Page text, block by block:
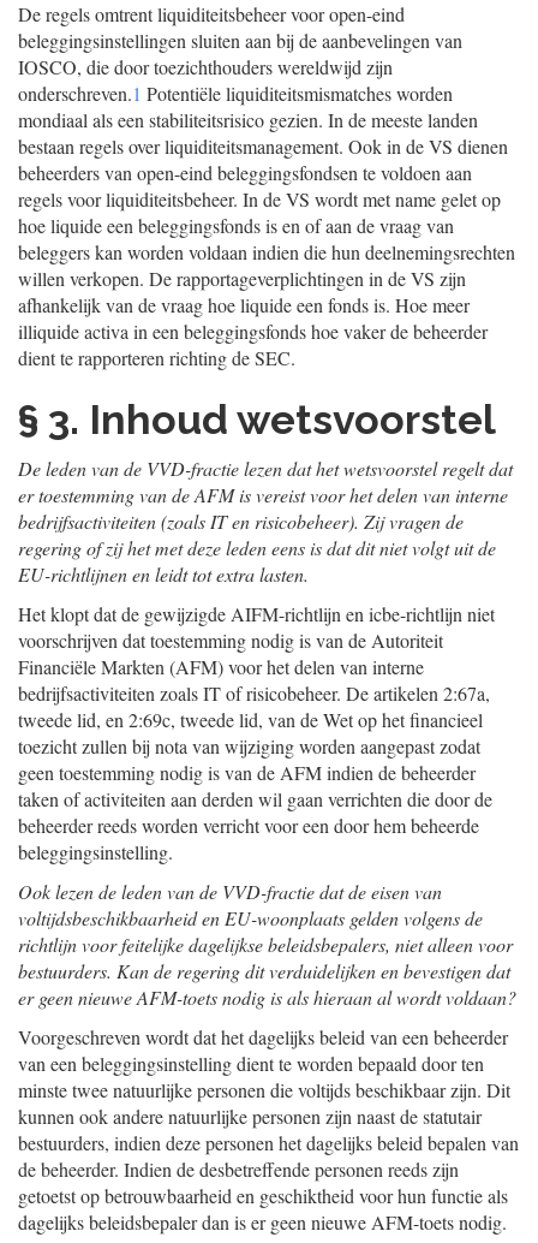
De regels omtrent liquiditeitsbeheer voor open-eind
beleggingsinstellingen sluiten aan bij de aanbevelingen van
IOSCO, die door toezichthouders wereldwijd zijn
onderschreven.1 Potentiële liquiditeitsmismatches worden
mondiaal als een stabiliteitsrisico gezien. In de meeste landen
bestaan regels over liquiditeitsmanagement. Ook in de VS dienen
beheerders van open-eind beleggingsfondsen te voldoen aan
regels voor liquiditeitsbeheer. In de VS wordt met name gelet op
hoe liquide een beleggingsfonds is en of aan de vraag van
beleggers kan worden voldaan indien die hun deelnemingsrechten
willen verkopen. De rapportageverplichtingen in de VS zijn
afhankelijk van de vraag hoe liquide een fonds is. Hoe meer
illiquide activa in een beleggingsfonds hoe vaker de beheerder
dient te rapporteren richting de SEC.
§ 3. Inhoud wetsvoorstel
De leden van de VVD-fractie lezen dat het wetsvoorstel regelt dat
er toestemming van de AFM is vereist voor het delen van interne
bedrijfsactiviteiten (zoals IT en risicobeheer). Zij vragen de
regering of zij het met deze leden eens is dat dit niet volgt uit de
EU-richtlijnen en leidt tot extra lasten.
Het klopt dat de gewijzigde AIFM-richtlijn en icbe-richtlijn niet
voorschrijven dat toestemming nodig is van de Autoriteit
Financiële Markten (AFM) voor het delen van interne
bedrijfsactiviteiten zoals IT of risicobeheer. De artikelen 2:67a,
tweede lid, en 2:69c, tweede lid, van de Wet op het financieel
toezicht zullen bij nota van wijziging worden aangepast zodat
geen toestemming nodig is van de AFM indien de beheerder
taken of activiteiten aan derden wil gaan verrichten die door de
beheerder reeds worden verricht voor een door hem beheerde
beleggingsinstelling.
Ook lezen de leden van de VVD-fractie dat de eisen van
voltijdsbeschikbaarheid en EU-woonplaats gelden volgens de
richtlijn voor feitelijke dagelijkse beleidsbepalers, niet alleen voor
bestuurders. Kan de regering dit verduidelijken en bevestigen dat
er geen nieuwe AFM-toets nodig is als hieraan al wordt voldaan?
Voorgeschreven wordt dat het dagelijks beleid van een beheerder
van een beleggingsinstelling dient te worden bepaald door ten
minste twee natuurlijke personen die voltijds beschikbaar zijn. Dit
kunnen ook andere natuurlijke personen zijn naast de statutair
bestuurders, indien deze personen het dagelijks beleid bepalen van
de beheerder. Indien de desbetreffende personen reeds zijn
getoetst op betrouwbaarheid en geschiktheid voor hun functie als
dagelijks beleidsbepaler dan is er geen nieuwe AFM-toets nodig.